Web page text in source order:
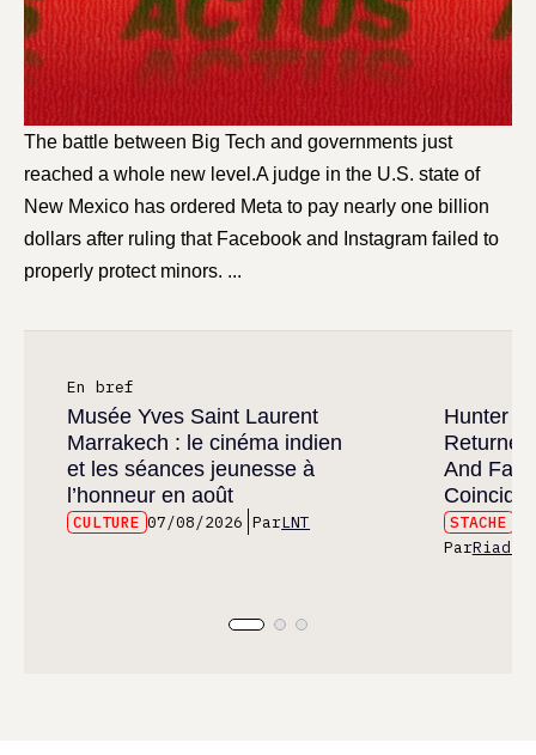
The battle between Big Tech and governments just
reached a whole new level.A judge in the U.S. state of
New Mexico has ordered Meta to pay nearly one billion
dollars after ruling that Facebook and Instagram failed to
properly protect minors. ...
En bref
Musée Yves Saint Laurent
Marrakech : le cinéma indien
et les séances jeunesse à
l’honneur en août
CULTURE 07/08/2026 ParLNT
Hunter x
And
STACHE
ParRiad